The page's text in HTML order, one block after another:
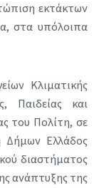
εκτάκτων
στα υπόλοιπα
Κλιματικής
Παιδείας και
του Πολίτη, σε
Δήμων Ελλάδος
διαστήματος
ανάπτυξης της